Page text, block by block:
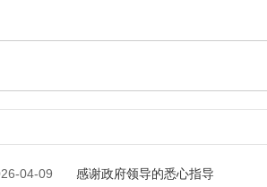
04-09 感谢政府领导的悉心指导